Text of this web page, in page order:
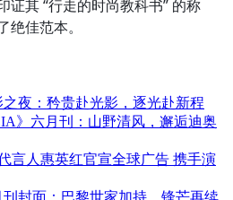
证其 “行走的时尚教科书” 的称
佳范本。
夜：矜贵赴光影，逐光赴新程
》六月刊：山野清风，邂逅迪奥
言人惠英红官宣全球广告 携手演